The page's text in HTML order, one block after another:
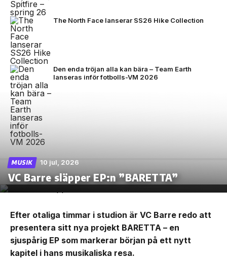
The North Face lanserar SS26 Hike Collection
Den enda tröjan alla kan bära – Team Earth
lanseras inför fotbolls-VM 2026
MUSIK 10 jul, 2026
VC Barre släpper EP:n ”BARETTA”
Efter otaliga timmar i studion är VC Barre redo att
presentera sitt nya projekt BARETTA – en
sjuspårig EP som markerar början på ett nytt
kapitel i hans musikaliska resa.